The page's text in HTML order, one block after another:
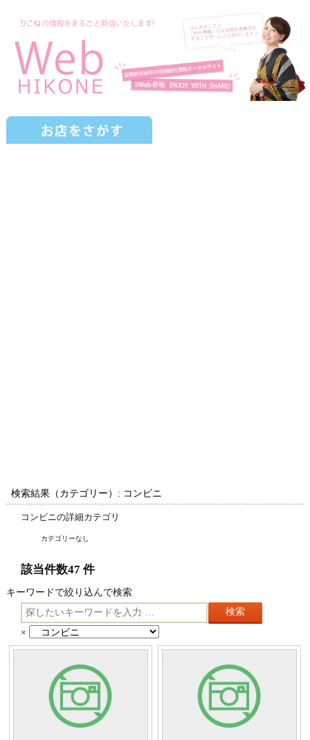
検索結果（カテゴリー）: コンビニ
コンビニの詳細カテゴリ
カテゴリーなし
該当件数47 件
キーワードで絞り込んで検索
キ
ー
ワ
×